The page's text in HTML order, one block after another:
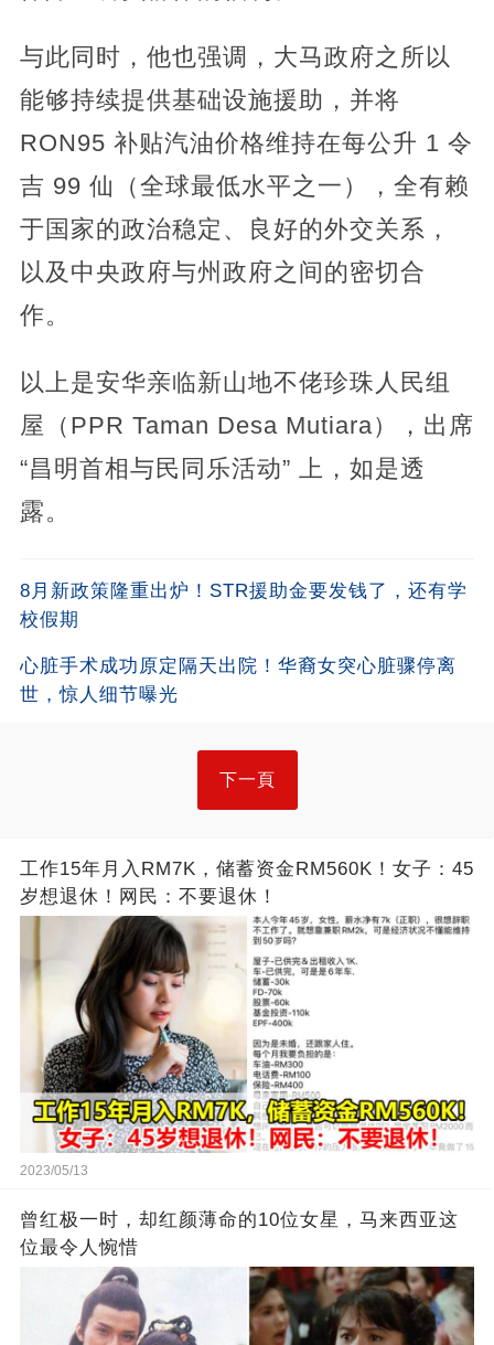
与此同时，他也强调，大马政府之所以
能够持续提供基础设施援助，并将
RON95 补贴汽油价格维持在每公升 1 令
吉 99 仙（全球最低水平之一），全有赖
于国家的政治稳定、良好的外交关系，
以及中央政府与州政府之间的密切合
作。
以上是安华亲临新山地不佬珍珠人民组
屋（PPR Taman Desa Mutiara），出席
“昌明首相与民同乐活动” 上，如是透
露。
8月新政策隆重出炉！STR援助金要发钱了，还有学
校假期
心脏手术成功原定隔天出院！华裔女突心脏骤停离
世，惊人细节曝光
下一頁
工作15年月入RM7K，储蓄资金RM560K！女子：45
岁想退休！网民：不要退休！
2023/05/13
曾红极一时，却红颜薄命的10位女星，马来西亚这
位最令人惋惜